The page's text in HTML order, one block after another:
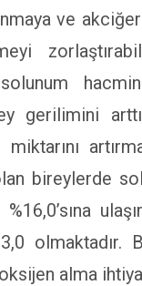
ve
gerilimini
bireylerde
olmaktadır.
alma